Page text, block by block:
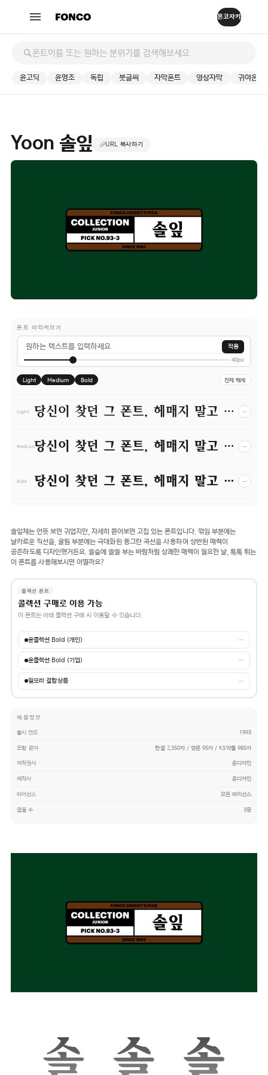
윤고딕 윤명조 독립 붓글씨 자막폰트 영상자막 귀여운
Yoon 솔잎 URL 복사하기
폰트 미리써보기
적용
40px
Light Medium Bold 전체 해제
Light 당신이 찾던 그 폰트, 헤매지 말고 바로 폰코! −
Medium 당신이 찾던 그 폰트, 헤매지 말고 바로 폰코! −
Bold 당신이 찾던 그 폰트, 헤매지 말고 바로 폰코! −
솔잎체는 언뜻 보면 귀엽지만, 자세히 뜯어보면 고집 있는 폰트입니다. 꺾임 부분에는
날카로운 직선을, 굴림 부분에는 극대화된 동그란 곡선을 사용하여 상반된 매력이
공존하도록 디자인했거든요. 솔숲에 솔솔 부는 바람처럼 상쾌한 매력이 필요한 날, 톡톡 튀는
이 폰트를 사용해보시면 어떨까요?
콜렉션 폰트
콜렉션 구매로 이용 가능
이 폰트는 아래 콜렉션 구매 시 이용할 수 있습니다.
윤콜렉션 Bold (개인) →
윤콜렉션 Bold (기업) →
필모라 결합상품 →
제품정보
출시 연도 1993
포함 문자 한글 2,350자 / 영문 95자 / KS약물 985자
저작권사 윤디자인
제작사 윤디자인
라이선스 모든 라이선스
글꼴 수 3종